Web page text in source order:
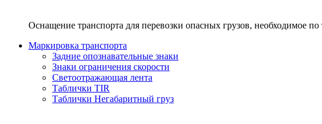
Оснащение транспорта для перевозки опасных грузов, необходимое
Маркировка транспорта
Задние опознавательные знаки
Знаки ограничения скорости
Светоотражающая лента
Таблички TIR
Таблички Негабаритный груз